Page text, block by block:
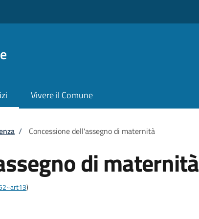
Vivere il Comune
/ Concessione dell'assegno di maternità
di maternità
)